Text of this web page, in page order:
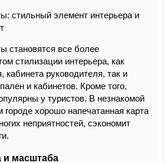
стильный элемент интерьера и
становятся все более
стилизации интерьера, как
руководителя, так и
и кабинетов. Кроме того,
у туристов. В незнакомой
городе хорошо напечатанная карта
неприятностей, сэкономит
и масштаба